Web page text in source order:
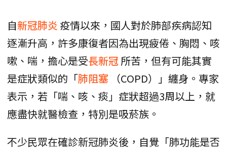
自新冠肺炎 疫情以來，國人對於肺部疾病認知
逐漸升高，許多康復者因為出現疲倦、胸悶、咳
嗽、喘，擔心是受長新冠 所苦，但有可能其實
是症狀類似的「肺阻塞
（COPD）」纏身。專家
表示，若「喘、咳、痰」症狀超過3周以上，就
應盡快就醫檢查，特別是吸菸族。
不少民眾在確診新冠肺炎後，自覺「肺功能是否